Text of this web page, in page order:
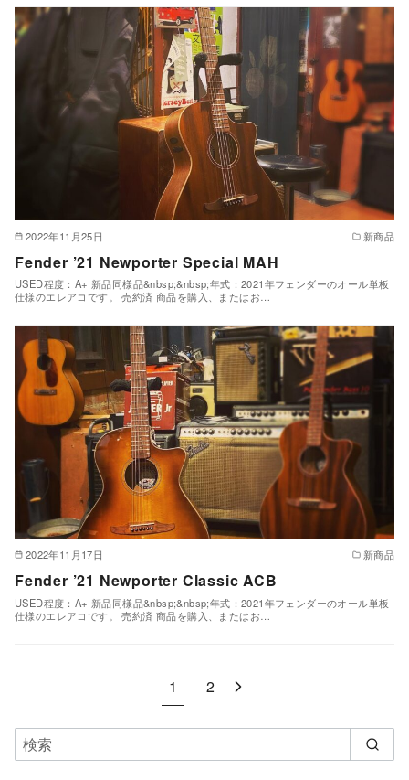
2022年11月25日 新商品
Fender ’21 Newporter Special MAH
USED程度：A+ 新品同様品&nbsp;&nbsp;年式：2021年フェンダーのオール単板
仕様のエレアコです。 売約済 商品を購入、またはお…
2022年11月17日 新商品
Fender ’21 Newporter Classic ACB
USED程度：A+ 新品同様品&nbsp;&nbsp;年式：2021年フェンダーのオール単板
仕様のエレアコです。 売約済 商品を購入、またはお…
1 2